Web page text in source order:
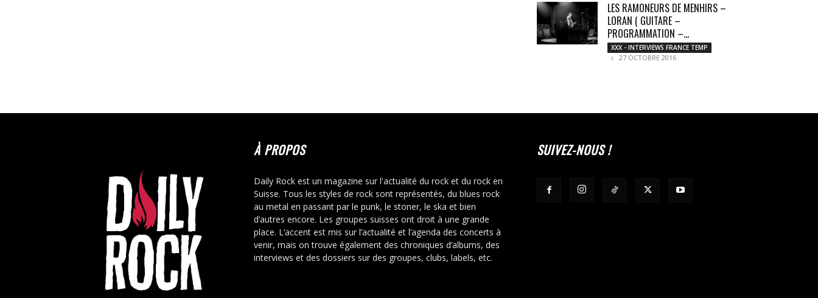
LES RAMONEURS DE MENHIRS –
LORAN ( GUITARE –
PROGRAMMATION –...
XXX - INTERVIEWS FRANCE TEMP
27 OCTOBRE 2016
À PROPOS
Daily Rock est un magazine sur l'actualité du rock et du rock en
Suisse. Tous les styles de rock sont représentés, du blues rock
au metal en passant par le punk, le stoner, le ska et bien
d’autres encore. Les groupes suisses ont droit à une grande
place. L’accent est mis sur l’actualité et l’agenda des concerts à
venir, mais on trouve également des chroniques d’albums, des
interviews et des dossiers sur des groupes, clubs, labels, etc.
SUIVEZ-NOUS !